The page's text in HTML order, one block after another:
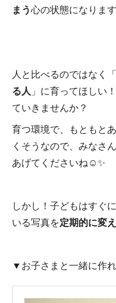
まう心の状態になります
人と比べるのではなく「
る人 」に育ってほしい
ていきませんか？
育つ環境で、もともと
くそうなので、みなさ
あげてくださいね☺✨
しかし！子どもはすぐ
いる写真を定期的に変
▼お子さまと一緒に作